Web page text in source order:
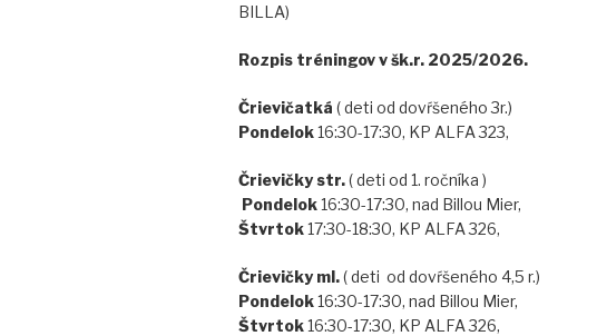
BILLA)
Rozpis tréningov v šk.r. 2025/2026.
Črievičatká ( deti od dovŕšeného 3r.)
Pondelok16:30-17:30, KP ALFA 323,
Črievičky str.( deti od 1. ročníka )
Pondelok16:30-17:30, nad Billou Mier,
Štvrtok17:30-18:30, KP ALFA 326,
Črievičky ml.( deti od dovŕšeného 4,5 r.)
Pondelok16:30-17:30, nad Billou Mier,
Štvrtok16:30-17:30, KP ALFA 326,